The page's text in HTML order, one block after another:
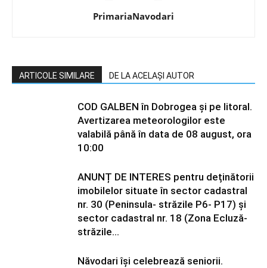
PrimariaNavodari
ARTICOLE SIMILARE DE LA ACELAȘI AUTOR
COD GALBEN în Dobrogea și pe litoral.
Avertizarea meteorologilor este
valabilă până în data de 08 august, ora
10:00
ANUNȚ DE INTERES pentru deținătorii
imobilelor situate în sector cadastral
nr. 30 (Peninsula- străzile P6- P17) și
sector cadastral nr. 18 (Zona Ecluză-
străzile...
Năvodari își celebrează seniorii.